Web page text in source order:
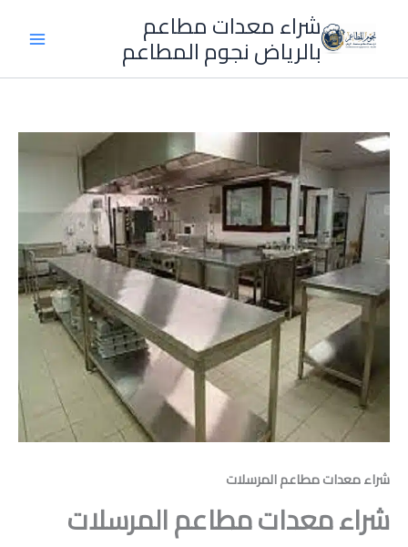
المحتوى
شراء معدات مطاعم
بالرياض نجوم المطاعم
شراء معدات مطاعم المرسلات
شراء معدات مطاعم المرسلات